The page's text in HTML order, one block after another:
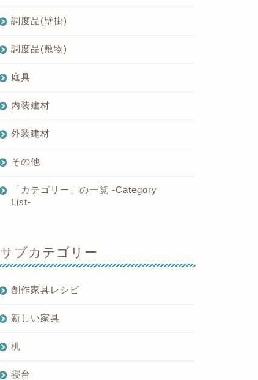
調度品(壁掛)
調度品(敷物)
庭具
内装建材
外装建材
その他
「カテゴリー」の一覧 -Category
List-
サブカテゴリー
創作家具レシピ
新しい家具
机
寝台